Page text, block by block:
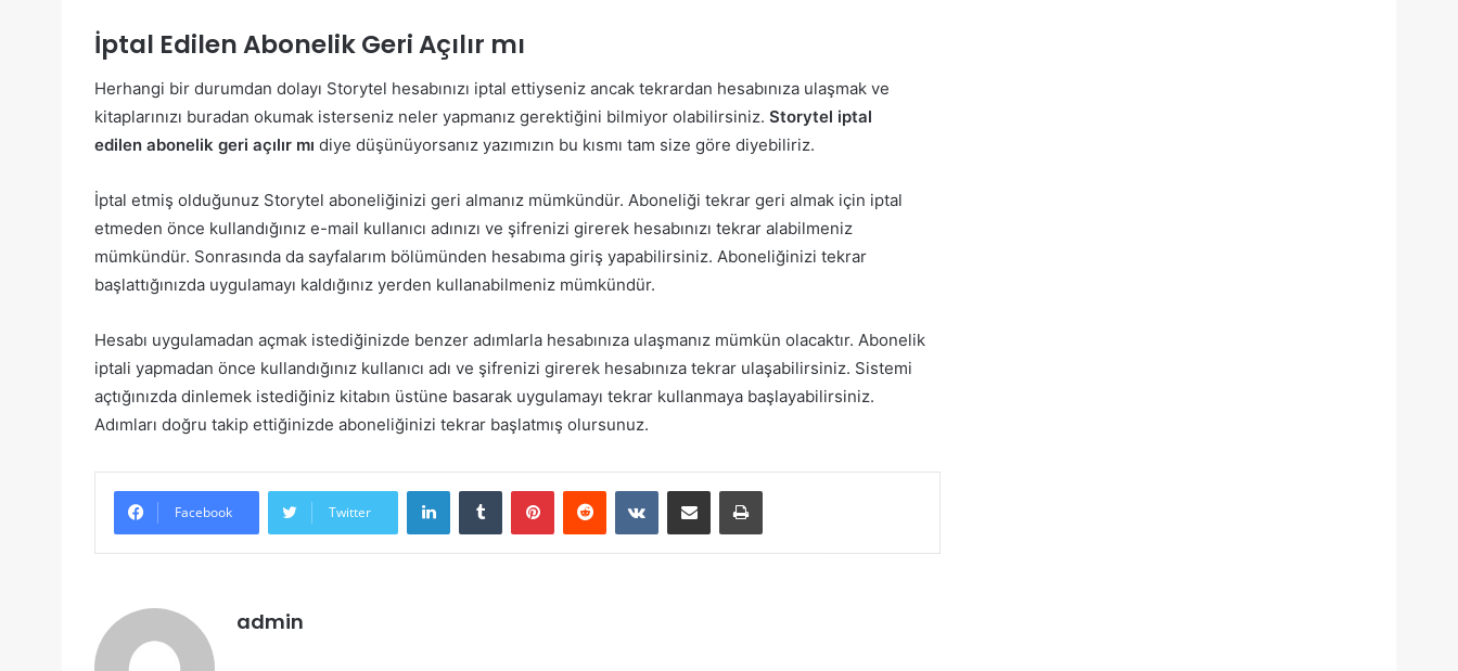
İptal Edilen Abonelik Geri Açılır mı
Herhangi bir durumdan dolayı Storytel hesabınızı iptal ettiyseniz ancak tekrardan hesabınıza ulaşmak ve
kitaplarınızı buradan okumak isterseniz neler yapmanız gerektiğini bilmiyor olabilirsiniz. Storytel iptal
edilen abonelik geri açılır mı diye düşünüyorsanız yazımızın bu kısmı tam size göre diyebiliriz.
İptal etmiş olduğunuz Storytel aboneliğinizi geri almanız mümkündür. Aboneliği tekrar geri almak için iptal
etmeden önce kullandığınız e-mail kullanıcı adınızı ve şifrenizi girerek hesabınızı tekrar alabilmeniz
mümkündür. Sonrasında da sayfalarım bölümünden hesabıma giriş yapabilirsiniz. Aboneliğinizi tekrar
başlattığınızda uygulamayı kaldığınız yerden kullanabilmeniz mümkündür.
Hesabı uygulamadan açmak istediğinizde benzer adımlarla hesabınıza ulaşmanız mümkün olacaktır. Abonelik
iptali yapmadan önce kullandığınız kullanıcı adı ve şifrenizi girerek hesabınıza tekrar ulaşabilirsiniz. Sistemi
açtığınızda dinlemek istediğiniz kitabın üstüne basarak uygulamayı tekrar kullanmaya başlayabilirsiniz.
Adımları doğru takip ettiğinizde aboneliğinizi tekrar başlatmış olursunuz.
Facebook Twitter
LinkedInTumblr PinterestReddit VKontakteE-Posta ile paylaş Yazdır
admin